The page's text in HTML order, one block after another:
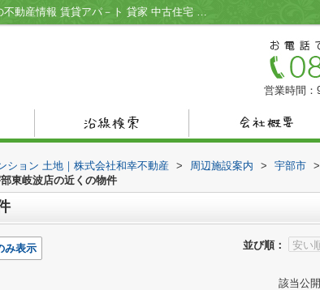
ファミリーマート 宇部東岐波店周辺の物件一覧｜宇部市の不動産情報 賃貸アパ－ト 貸家 中古住宅 中古マンション 土地｜株式会社和幸不動産
営業時間：
ション 土地｜株式会社和幸不動産 > 周辺施設案内 > 宇部市 >
東岐波店の近くの物件
並び順：
み表示
該当公